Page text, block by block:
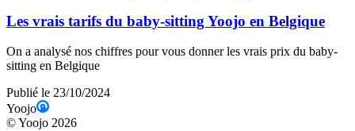
Les vrais tarifs du baby-sitting Yoojo en Belgique
On a analysé nos chiffres pour vous donner les vrais prix du baby-
sitting en Belgique
Publié le 23/10/2024
Yoojo
©Yoojo 2026